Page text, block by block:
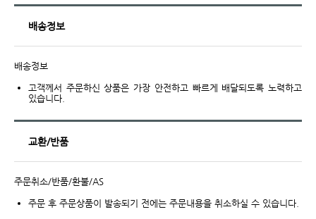
배송정보
배송정보
고객께서 주문하신 상품은 가장 안전하고 빠르게 배달되도록 노력하고
있습니다.
교환/반품
주문취소/반품/환불/AS
주문 후 주문상품이 발송되기 전에는 주문내용을 취소하실 수 있습니다.